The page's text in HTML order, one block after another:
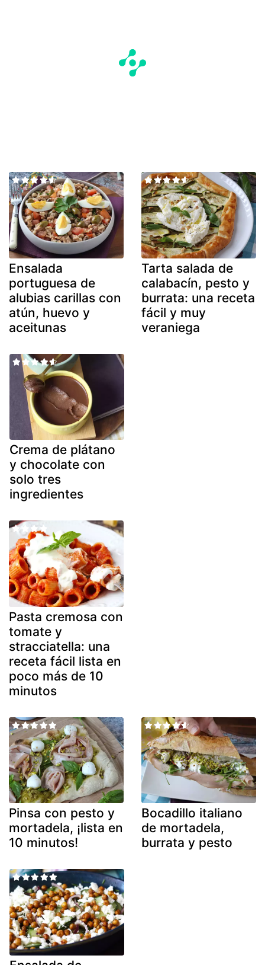
Ensalada
portuguesa de
alubias carillas con
atún, huevo y
aceitunas
Tarta salada de
calabacín, pesto y
burrata: una receta
fácil y muy
veraniega
Crema de plátano
y chocolate con
solo tres
ingredientes
Pasta cremosa con
tomate y
stracciatella: una
receta fácil lista en
poco más de 10
minutos
Pinsa con pesto y
mortadela, ¡lista en
10 minutos!
Bocadillo italiano
de mortadela,
burrata y pesto